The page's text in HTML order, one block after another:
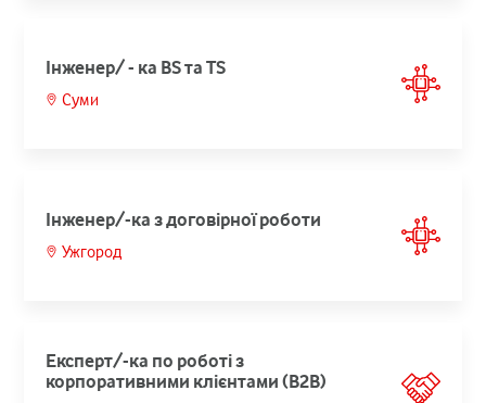
Інженер/ - ка BS та TS
Суми
Інженер/-ка з договірної роботи
Ужгород
Експерт/-ка по роботі з
корпоративними клієнтами (В2В)